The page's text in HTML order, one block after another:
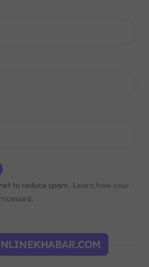
to reduce spam. Learn how your